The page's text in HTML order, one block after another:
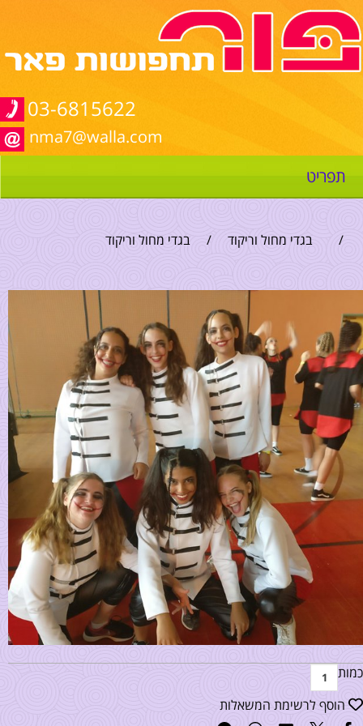
03-6815622
nma7@walla.com
תפריט
/ בגדי מחול וריקוד / בגדי מחול וריקוד
כמות
הוסף לרשימת המשאלות